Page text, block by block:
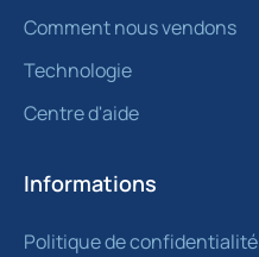
Comment nous vendons
Technologie
Centre d'aide
Informations
Politique de confidentialité